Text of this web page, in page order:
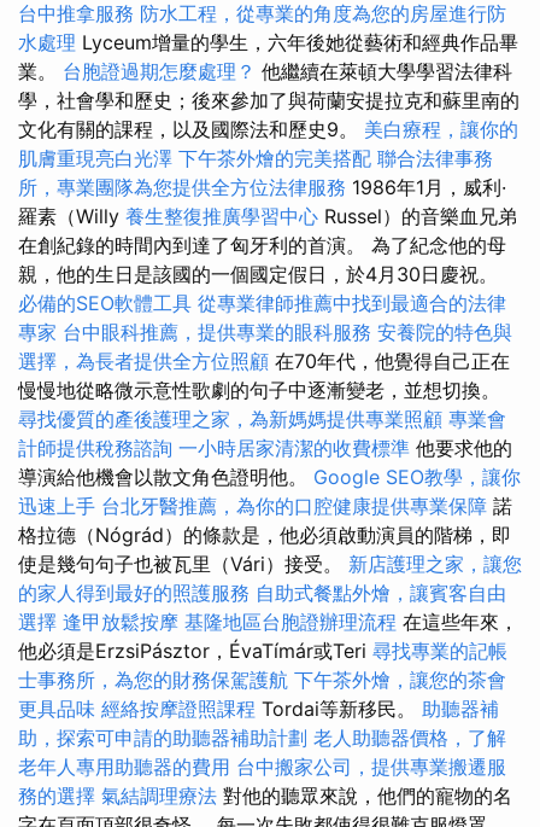
台中推拿服務 防水工程，從專業的角度為您的房屋進行防
水處理 Lyceum增量的學生，六年後她從藝術和經典作品畢
業。 台胞證過期怎麼處理？ 他繼續在萊頓大學學習法律科
學，社會學和歷史；後來參加了與荷蘭安提拉克和蘇里南的
文化有關的課程，以及國際法和歷史9。 美白療程，讓你的
肌膚重現亮白光澤 下午茶外燴的完美搭配 聯合法律事務
所，專業團隊為您提供全方位法律服務 1986年1月，威利·
羅素（Willy 養生整復推廣學習中心 Russel）的音樂血兄弟
在創紀錄的時間內到達了匈牙利的首演。 為了紀念他的母
親，他的生日是該國的一個國定假日，於4月30日慶祝。
必備的SEO軟體工具 從專業律師推薦中找到最適合的法律
專家 台中眼科推薦，提供專業的眼科服務 安養院的特色與
選擇，為長者提供全方位照顧 在70年代，他覺得自己正在
慢慢地從略微示意性歌劇的句子中逐漸變老，並​​想切換。
尋找優質的產後護理之家，為新媽媽提供專業照顧 專業會
計師提供稅務諮詢 一小時居家清潔的收費標準 他要求他的
導演給他機會以散文角色證明他。 Google SEO教學，讓你
迅速上手 台北牙醫推薦，為你的口腔健康提供專業保障 諾
格拉德（Nógrád）的條款是，他必須啟動演員的階梯，即
使是幾句句子也被瓦里（Vári）接受。 新店護理之家，讓您
的家人得到最好的照護服務 自助式餐點外燴，讓賓客自由
選擇 逢甲放鬆按摩 基隆地區台胞證辦理流程 在這些年來，
他必須是ErzsiPásztor，ÉvaTímár或Teri 尋找專業的記帳
士事務所，為您的財務保駕護航 下午茶外燴，讓您的茶會
更具品味 經絡按摩證照課程 Tordai等新移民。 助聽器補
助，探索可申請的助聽器補助計劃 老人助聽器價格，了解
老年人專用助聽器的費用 台中搬家公司，提供專業搬遷服
務的選擇 氣結調理療法 對他的聽眾來說，他們的寵物的名